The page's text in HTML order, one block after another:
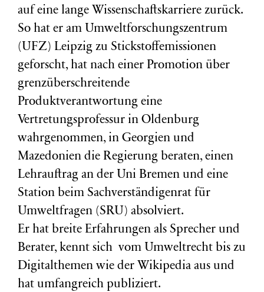
auf eine lange Wissenschaftskarriere zurück.
So hat er am Umweltforschungszentrum
(UFZ) Leipzig zu Stickstoffemissionen
geforscht, hat nach einer Promotion über
grenzüberschreitende
Produktverantwortung eine
Vertretungsprofessur in Oldenburg
wahrgenommen, in Georgien und
Mazedonien die Regierung beraten, einen
Lehrauftrag an der Uni Bremen und eine
Station beim Sachverständigenrat für
Umweltfragen (SRU) absolviert.
Er hat breite Erfahrungen als Sprecher und
Berater, kennt sich vom Umweltrecht bis zu
Digitalthemen wie der Wikipedia aus und
hat umfangreich publiziert.